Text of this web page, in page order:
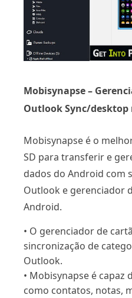
Mobisynapse –
Outlook Sync/desktop
Mobisynapse é o
SD para transferir e
dados do Android com
Outlook e gerenciador
Android.
• O gerenciador de
sincronização de
Outlook.
• Mobisynapse é capaz
como contatos, notas,